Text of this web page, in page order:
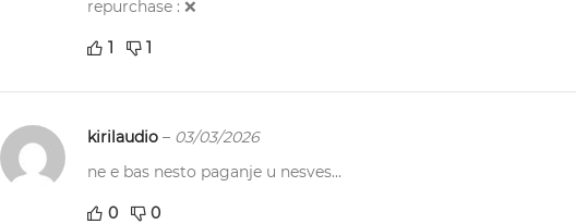
repurchase : ❌
1 1
kirilaudio – 03/03/2026
ne e bas nesto paganje u nesves…
0 0